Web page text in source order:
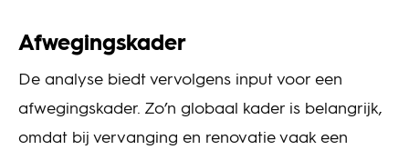
Afwegingskader
De analyse biedt vervolgens input voor een
afwegingskader. Zo’n globaal kader is belangrijk,
omdat bij vervanging en renovatie vaak een